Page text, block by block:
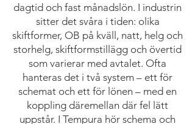
dagtid och fast månadslön. I industrin
sitter det svåra i tiden: olika
skiftformer, OB på kväll, natt, helg och
storhelg, skiftformstillägg och övertid
som varierar med avtalet. Ofta
hanteras det i två system – ett för
schemat och ett för lönen – med en
koppling däremellan där fel lätt
uppstår. I Tempura hör schema och